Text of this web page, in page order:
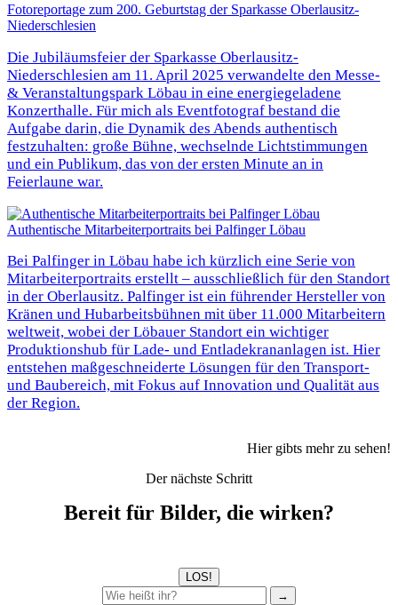
Fotoreportage zum 200. Geburtstag der Sparkasse Oberlausitz-
Niederschlesien
Die Jubiläumsfeier der Sparkasse Oberlausitz-
Niederschlesien am 11. April 2025 verwandelte den Messe-
& Veranstaltungspark Löbau in eine energiegeladene
Konzerthalle. Für mich als Eventfotograf bestand die
Aufgabe darin, die Dynamik des Abends authentisch
festzuhalten: große Bühne, wechselnde Lichtstimmungen
und ein Publikum, das von der ersten Minute an in
Feierlaune war.
Authentische Mitarbeiterportraits bei Palfinger Löbau
Bei Palfinger in Löbau habe ich kürzlich eine Serie von
Mitarbeiterportraits erstellt – ausschließlich für den Standort
in der Oberlausitz. Palfinger ist ein führender Hersteller von
Kränen und Hubarbeitsbühnen mit über 11.000 Mitarbeitern
weltweit, wobei der Löbauer Standort ein wichtiger
Produktionshub für Lade- und Entladekrananlagen ist. Hier
entstehen maßgeschneiderte Lösungen für den Transport-
und Baubereich, mit Fokus auf Innovation und Qualität aus
der Region.
Hier gibts mehr zu sehen!
Der nächste Schritt
Bereit für Bilder, die wirken?
LOS!
→